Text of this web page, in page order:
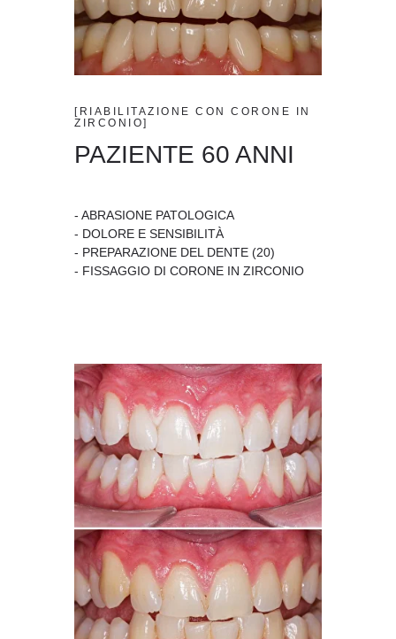
[RIABILITAZIONE CON CORONE IN
ZIRCONIO]
- ABRASIONE PATOLOGICA
- DOLORE E SENSIBILITÀ
- PREPARAZIONE DEL DENTE (20)
- FISSAGGIO DI CORONE IN ZIRCONIO
PAZIENTE 60 ANNI